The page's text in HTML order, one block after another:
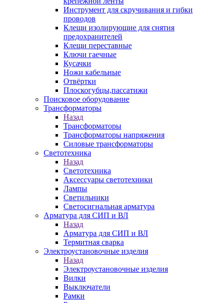
Инструмент для скручивания и гибки
проводов
Клещи изолирующие для снятия
предохранителей
Клещи переставные
Ключи гаечные
Кусачки
Ножи кабельные
Отвёртки
Плоскогубцы,пассатижи
Поисковое оборудование
Трансформаторы
Назад
Трансформаторы
Трансформаторы напряжения
Силовые трансформаторы
Светотехника
Назад
Светотехника
Аксессуары светотехники
Лампы
Светильники
Светосигнальная арматура
Арматура для СИП и ВЛ
Назад
Арматура для СИП и ВЛ
Термитная сварка
Электроустановочные изделия
Назад
Электроустановочные изделия
Вилки
Выключатели
Рамки